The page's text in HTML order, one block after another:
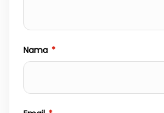
Nama *